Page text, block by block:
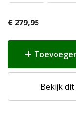
€ 279,95
Bekijk